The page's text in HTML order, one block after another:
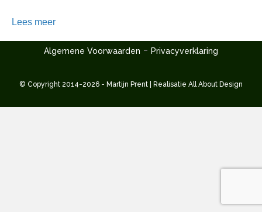
Lees meer
Algemene Voorwaarden - Privacyverklaring
© Copyright 2014-2026 - Martijn Prent | Realisatie All About Design